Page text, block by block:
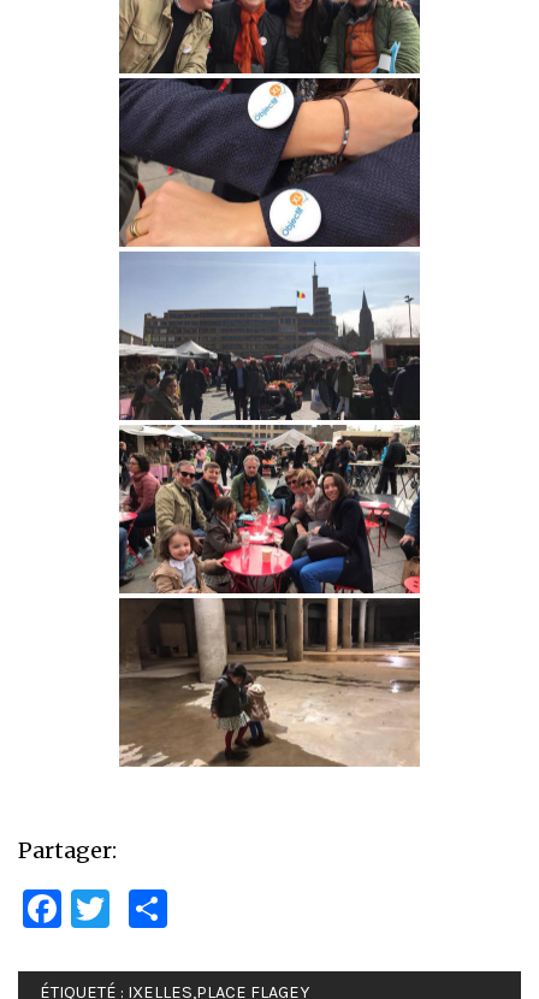
Partager:
Facebook
Twitter
ÉTIQUETÉ : IXELLES,PLACE FLAGEY